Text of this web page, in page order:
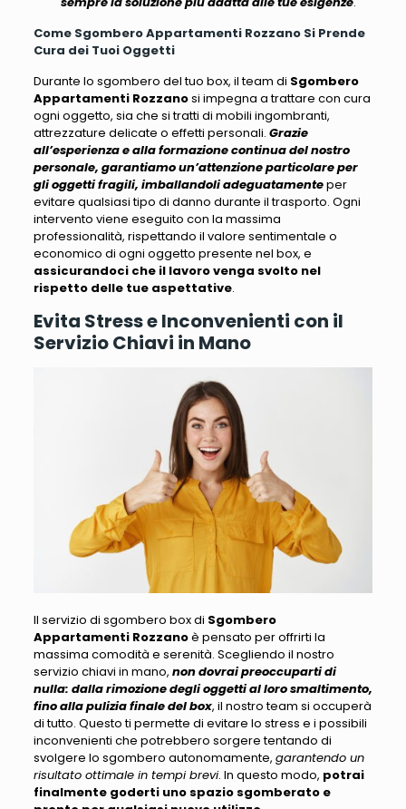
Come Sgombero Appartamenti Rozzano Si Prende
Cura dei Tuoi Oggetti
Durante lo sgombero del tuo box, il team di Sgombero
Appartamenti Rozzanosi impegna a trattare con cura
ogni oggetto, sia che si tratti di mobili ingombranti,
attrezzature delicate o effetti personali. Grazie
all’esperienza e alla formazione continua del nostro
personale, garantiamo un’attenzione particolare per
gli oggetti fragili, imballandoli adeguatamenteper
evitare qualsiasi tipo di danno durante il trasporto. Ogni
intervento viene eseguito con la massima
professionalità, rispettando il valore sentimentale o
economico di ogni oggetto presente nel box, e
assicurandoci che il lavoro venga svolto nel
rispetto delle tue aspettative.
Evita Stress e Inconvenienti con il
Servizio Chiavi in Mano
Il servizio di sgombero box di Sgombero
Appartamenti Rozzanoè pensato per offrirti la
massima comodità e serenità. Scegliendo il nostro
servizio chiavi in mano, non dovrai preoccuparti di
nulla: dalla rimozione degli oggetti al loro smaltimento,
fino alla pulizia finale del box, il nostro team si occuperà
di tutto. Questo ti permette di evitare lo stress e i possibili
inconvenienti che potrebbero sorgere tentando di
svolgere lo sgombero autonomamente, garantendo un
risultato ottimale in tempi brevi. In questo modo, potrai
finalmente goderti uno spazio sgomberato e